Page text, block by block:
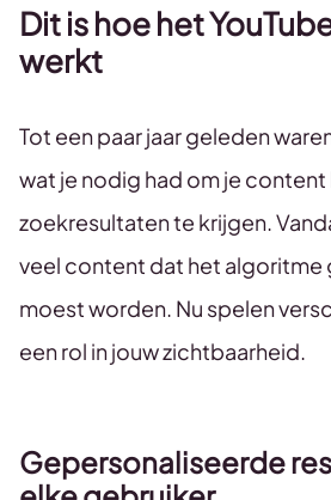
Dit is hoe het
werkt
Tot een paar jaar geleden
wat je nodig had om je
zoekresultaten te krijgen.
veel content dat het algoritme
moest worden. Nu spelen
een rol in jouw zichtbaarheid.
Gepersonaliseerde